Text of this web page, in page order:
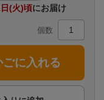
(火)頃にお届け
個数
ごに入れる